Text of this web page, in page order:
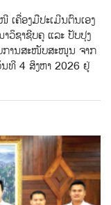
ເຄື່ອງມືປະເມີນຕົນເອງ
ວິຊາຊີບຄູ ແລະ ປັບປຸງ
ການສະໜັບສະໜູນ ຈາກ
ນທີ 4 ສິງຫາ 2026 ຢູ່